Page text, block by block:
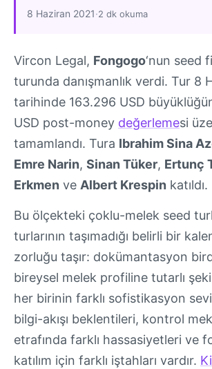
8 Haziran 2021·2 dk okuma
Vircon Legal, Fongogo‘nun seed
turunda danışmanlık verdi. Tur 8
tarihinde 163.296 USD
USD post-money değerlemesi
tamamlandı. Tura Ibrahim Sina
Emre Narin, Sinan Tüker, Ertunç
Erkmen ve Albert Krespin katıldı.
Bu ölçekteki çoklu-melek seed
turlarının taşımadığı belirli bir
zorluğu taşır: dokümantasyon
bireysel melek profiline tutarlı
her birinin farklı sofistikasyon
bilgi-akışı beklentileri, kontrol
etrafında farklı hassasiyetleri ve
katılım için farklı iştahları vardır.